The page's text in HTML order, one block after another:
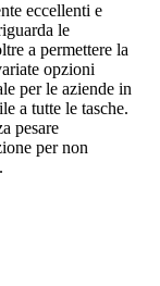
eccellenti e
le
a permettere la
opzioni
per le aziende in
a tutte le tasche.
pesare
per non